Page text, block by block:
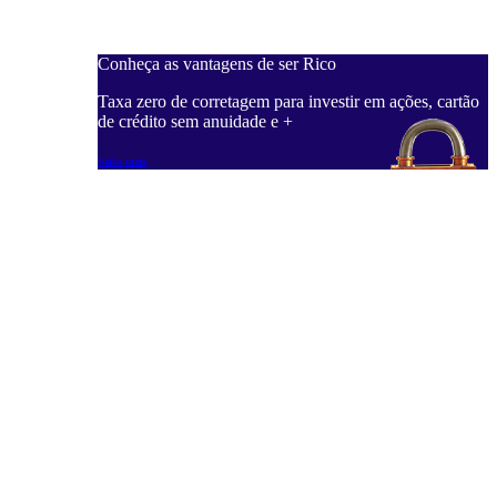
Conheça as vantagens de ser Rico
Taxa zero de corretagem para investir em ações, cartão
de crédito sem anuidade e +
Saiba mais